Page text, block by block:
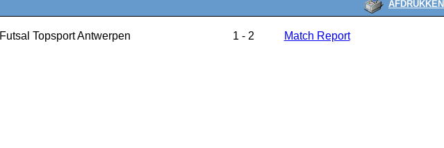
AFDRUKKEN
Futsal Topsport Antwerpen 1 - 2 Match Report